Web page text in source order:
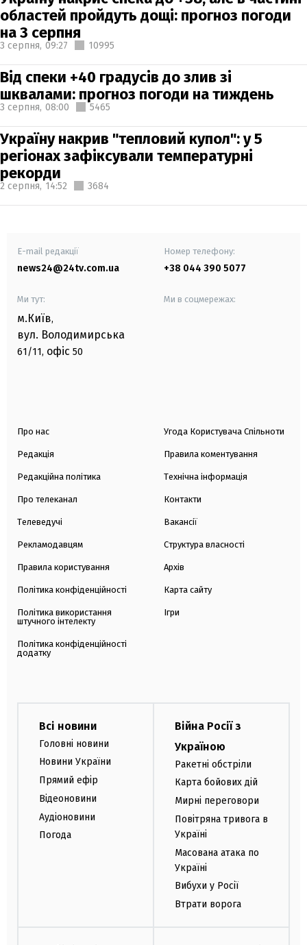
областей пройдуть дощі: прогноз погоди
на 3 серпня
3 серпня, 09:27 10995
Від спеки +40 градусів до злив зі
шквалами: прогноз погоди на тиждень
3 серпня, 08:00 5465
Україну накрив "тепловий купол": у 5
регіонах зафіксували температурні
рекорди
2 серпня, 14:52 3684
E-mail редакції
news24@24tv.com.ua
Номер телефону:
+38 044 390 5077
Ми тут:
м.Київ,
вул. Володимирська
61/11, офіс 50
Ми в соцмережах:
Про нас
Редакція
Редакційна політика
Про телеканал
Телеведучі
Рекламодавцям
Правила користування
Політика конфіденційності
Політика використання
штучного інтелекту
Політика конфіденційності
додатку
Угода Користувача Спільноти
Правила коментування
Технічна інформація
Контакти
Вакансії
Структура власності
Архів
Карта сайту
Ігри
Всі новини
Головні новини
Новини України
Прямий ефір
Відеоновини
Аудіоновини
Погода
Війна Росії з
Україною
Ракетні обстріли
Карта бойових дій
Мирні переговори
Повітряна тривога в
Україні
Масована атака по
Україні
Вибухи у Росії
Втрати ворога